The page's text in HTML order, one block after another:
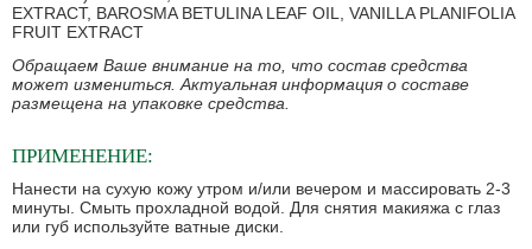
EXTRACT, BAROSMA BETULINA LEAF OIL, VANILLA PLANIFOLIA
FRUIT EXTRACT
Обращаем Ваше внимание на то, что состав средства
может измениться. Актуальная информация о составе
размещена на упаковке средства.
ПРИМЕНЕНИЕ:
Нанести на сухую кожу утром и/или вечером и массировать 2-3
минуты. Смыть прохладной водой. Для снятия макияжа с глаз
или губ используйте ватные диски.